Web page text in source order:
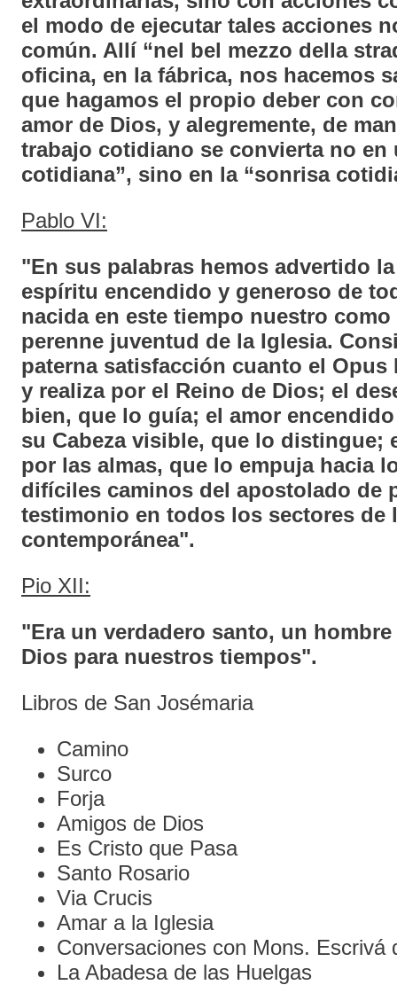
el modo de ejecutar tales acciones
común. Allí “nel bel mezzo della
oficina, en la fábrica, nos hacemos
que hagamos el propio deber con
amor de Dios, y alegremente, de
trabajo cotidiano se convierta no en
cotidiana”, sino en la “sonrisa
Pablo VI:
"En sus palabras hemos advertido
espíritu encendido y generoso de
nacida en este tiempo nuestro
perenne juventud de la Iglesia.
paterna satisfacción cuanto el Opus
y realiza por el Reino de Dios; el
bien, que lo guía; el amor
su Cabeza visible, que lo distingue;
por las almas, que lo empuja hacia
difíciles caminos del apostolado de
testimonio en todos los sectores de
contemporánea".
Pio XII:
"Era un verdadero santo, un
Dios para nuestros tiempos".
Libros de San Josémaria
Camino
Surco
Forja
Amigos de Dios
Es Cristo que Pasa
Santo Rosario
Via Crucis
Amar a la Iglesia
Conversaciones con Mons. Escrivá
La Abadesa de las Huelgas